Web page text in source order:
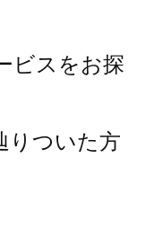
ビスをお探
りついた方